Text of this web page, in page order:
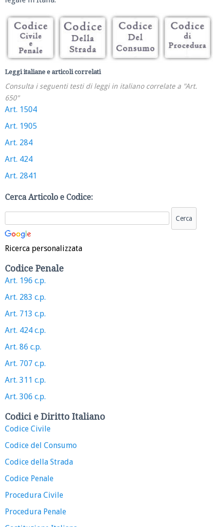
Leggi italiane e articoli correlati
Consulta i seguenti testi di leggi in italiano correlate a "Art.
650"
Art. 1504
Art. 1905
Art. 284
Art. 424
Art. 2841
Cerca Articolo e Codice:
Ricerca personalizzata
Codice Penale
Art. 196 c.p.
Art. 283 c.p.
Art. 713 c.p.
Art. 424 c.p.
Art. 86 c.p.
Art. 707 c.p.
Art. 311 c.p.
Art. 306 c.p.
Codici e Diritto Italiano
Codice Civile
Codice del Consumo
Codice della Strada
Codice Penale
Procedura Civile
Procedura Penale